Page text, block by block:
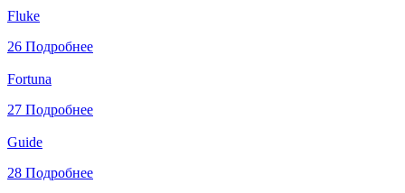
Fluke
26 Подробнее
Fortuna
27 Подробнее
Guide
28 Подробнее